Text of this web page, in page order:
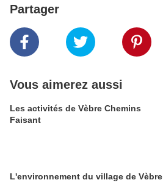
Partager
Vous aimerez aussi
Les activités de Vèbre Chemins
Faisant
L'environnement du village de Vèbre